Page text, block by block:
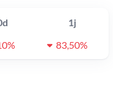
1j
83,50%